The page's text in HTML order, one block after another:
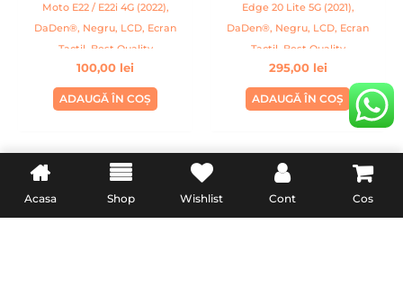
Moto E22 / E22i 4G (2022),
DaDen®, Negru, LCD, Ecran
Tactil, Best Quality
100,00 lei
ADAUGĂ ÎN COȘ
Edge 20 Lite 5G (2021),
DaDen®, Negru, LCD, Ecran
Tactil, Best Quality
295,00 lei
ADAUGĂ ÎN COȘ
Acasa Shop Wishlist Cont Cos